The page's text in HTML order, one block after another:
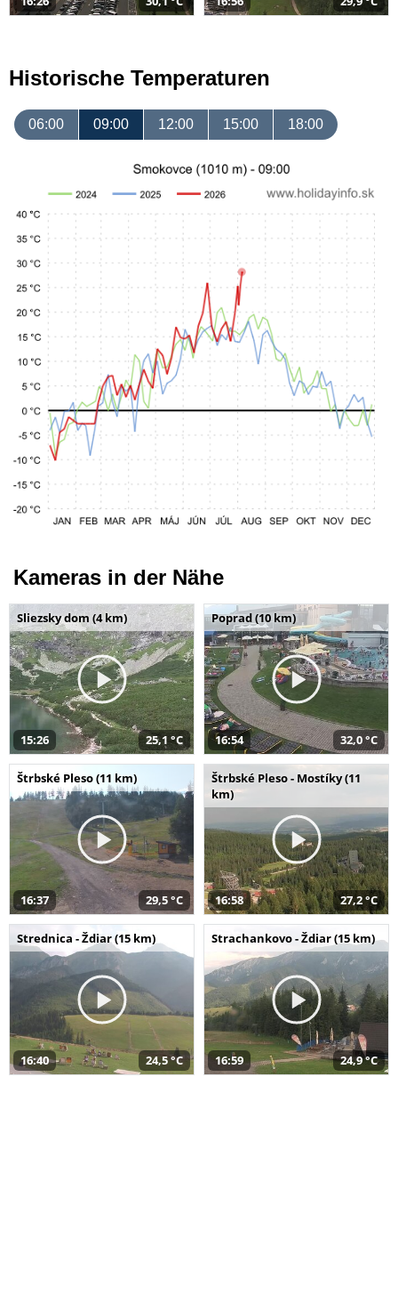
Historische Temperaturen
06:00 09:00 12:00 15:00 18:00
Kameras in der Nähe
Sliezsky dom (4 km)
15:26 25,1 °C
Poprad (10 km)
16:54 32,0 °C
Štrbské Pleso (11 km)
16:37 29,5 °C
Štrbské Pleso - Mostíky (11
km)
16:58 27,2 °C
Strednica - Ždiar (15 km)
16:40 24,5 °C
Strachankovo - Ždiar (15 km)
16:59 24,9 °C